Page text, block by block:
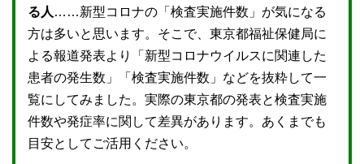
る人 ……新型コロナの「検査実施件数」が気になる
方は多いと思います。そこで、東京都福祉保健局に
よる報道発表より「新型コロナウイルスに関連した
患者の発生数」「検査実施件数」などを抜粋して一
覧にしてみました。実際の東京都の発表と検査実施
件数や発症率に関して差異があります。あくまでも
目安としてご活用ください。